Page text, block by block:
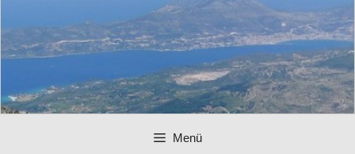
Menü